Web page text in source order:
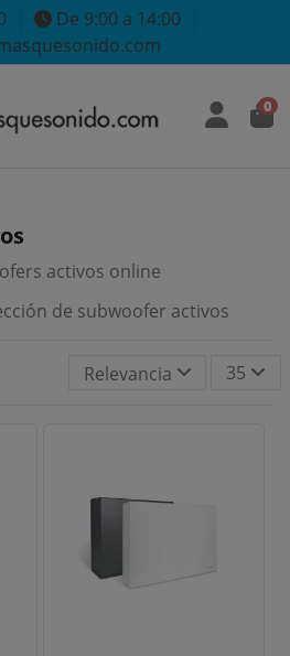
De 9:00 a 14:00
0
activos online
de subwoofer activos
Relevancia 35